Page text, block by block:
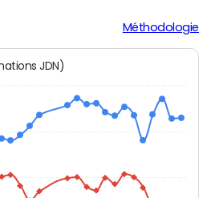
Méthodologie
JDN)